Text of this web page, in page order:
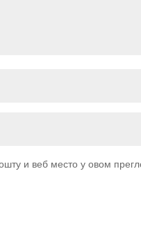
и веб место у овом